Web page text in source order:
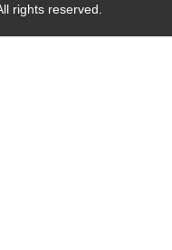
rights reserved.